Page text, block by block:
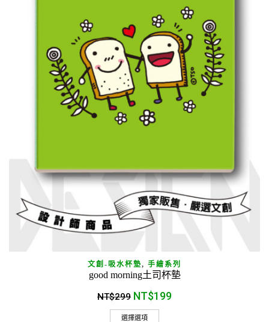
文創-吸水杯墊, 手繪系列
good morning土司杯墊
NT$299 NT$199
選擇選項